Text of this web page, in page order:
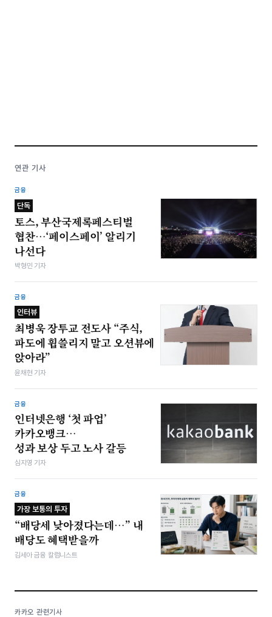
연관 기사
금융
단독
토스, 부산국제록페스티벌
협찬…‘페이스페이’ 알리기
나선다
박형민 기자
금융
인터뷰
최병욱 장투교 전도사 “주식,
파도에 휩쓸리지 말고 오션뷰에
앉아라”
윤채현 기자
금융
인터넷은행 ‘첫 파업’
카카오뱅크…
성과 보상 두고 노사 갈등
심지영 기자
금융
가장 보통의 투자
“배당세 낮아졌다는데…” 내
배당도 혜택받을까
김세아 금융 칼럼니스트
카카오 관련기사